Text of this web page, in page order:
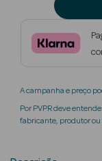
Maquilhagem
Beauty
Perfumes
A campanha e preço
Por PVPR deve
fabricante, produtor ou